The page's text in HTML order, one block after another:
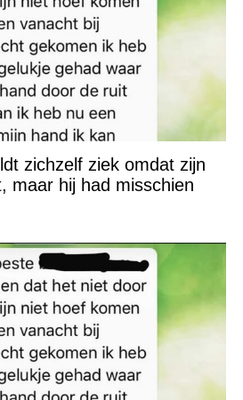
zichzelf ziek omdat zijn
maar hij had misschien